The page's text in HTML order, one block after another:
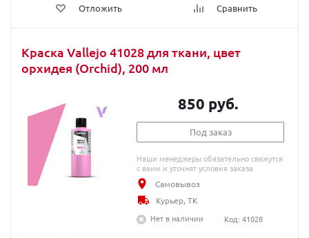
Отложить Сравнить
Краска Vallejo 41028 для ткани, цвет
орхидея (Orchid), 200 мл
850 руб.
Под заказ
Наши менеджеры обязательно свяжутся
с вами и уточнят условия заказа
Самовывоз
Курьер, ТК
Нет в наличии
Код: 41028